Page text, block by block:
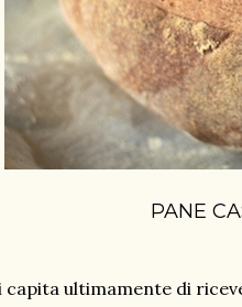
PANE
capita ultimamente di